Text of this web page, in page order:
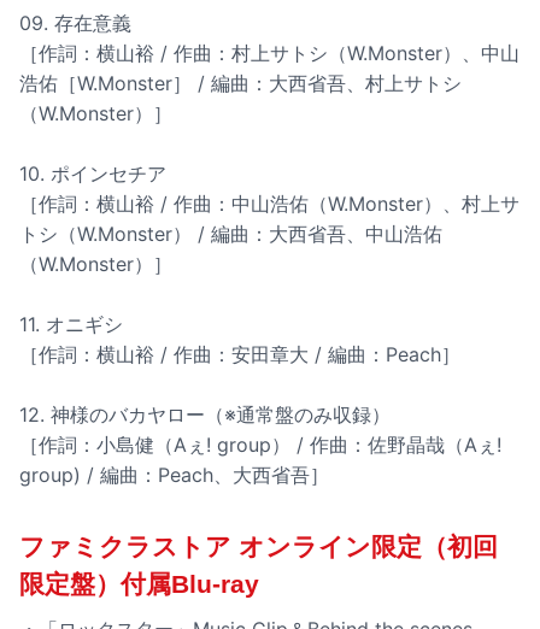
09. 存在意義
［作詞：横山裕 / 作曲：村上サトシ（W.Monster）、中山
浩佑［W.Monster］ / 編曲：大西省吾、村上サトシ
（W.Monster）］
10. ポインセチア
［作詞：横山裕 / 作曲：中山浩佑（W.Monster）、村上サ
トシ（W.Monster） / 編曲：大西省吾、中山浩佑
（W.Monster）］
11. オニギシ
［作詞：横山裕 / 作曲：安田章大 / 編曲：Peach］
12. 神様のバカヤロー（※通常盤のみ収録）
［作詞：小島健（Aぇ! group） / 作曲：佐野晶哉（Aぇ!
group) / 編曲：Peach、大西省吾］
ファミクラストア オンライン限定（初回
限定盤）付属Blu-ray